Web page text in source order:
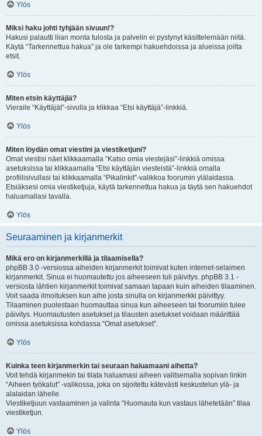
Ylös
Miksi haku johti tyhjään sivuun!?
Hakusi palautti liian monta tulosta ja palvelin ei pystynyt käsittelemään niitä.
Käytä “Tarkennettua hakua” ja ole tarkempi hakuehdoissa ja alueissa joilta
etsit.
Ylös
Miten etsin käyttäjiä?
Vieraile “Käyttäjät”-sivulla ja klikkaa “Etsi käyttäjä”-linkkiä.
Ylös
Miten löydän omat viestini ja viestiketjuni?
Omat viestisi näet klikkaamalla “Katso omia viestejäsi”-linkkiä omissa
asetuksissa tai klikkaamalla “Etsi käyttäjän viesteistä”-linkkiä omalla
profiilisivullasi tai klikkaamalla “Pikalinkit”-valikkoa foorumin ylälaidassa.
Etsiäksesi omia viestiketjuja, käytä tarkennettua hakua ja täytä sen hakuehdot
haluamallasi tavalla.
Ylös
Seuraaminen ja kirjanmerkit
Mikä ero on kirjanmerkillä ja tilaamisella?
phpBB 3.0 -versiossa aiheiden kirjanmerkit toimivat kuten internet-selaimen
kirjanmerkit. Sinua ei huomautettu jos aiheeseen tuli päivitys. phpBB 3.1 -
versiosta lähtien kirjanmerkit toimivat samaan tapaan kuin aiheiden tilaaminen.
Voit saada ilmoituksen kun aihe josta sinulla on kirjanmerkki päivittyy.
Tilaaminen puolestaan huomauttaa sinua kun aiheeseen tai foorumiin tulee
päivitys. Huomautusten asetukset ja tilausten asetukset voidaan määrittää
omissa asetuksissa kohdassa “Omat asetukset”.
Ylös
Kuinka teen kirjanmerkin tai seuraan haluamaani aihetta?
Voit tehdä kirjanmekin tai tilata haluamasi aiheen valitsemalla sopivan linkin
“Aiheen työkalut” -valikossa, joka on sijoitettu kätevästi keskustelun ylä- ja
alalaidan lähelle.
Viestiketjuun vastaaminen ja valinta “Huomauta kun vastaus lähetetään” tilaa
viestiketjun.
Ylös